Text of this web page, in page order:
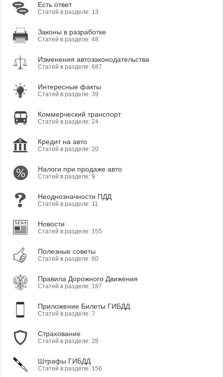
Есть ответ
Статей в разделе: 13
Законы в разработке
Статей в разделе: 48
Изменения автозаконодательства
Статей в разделе: 687
Интересные факты
Статей в разделе: 39
Коммерческий транспорт
Статей в разделе: 24
Кредит на авто
Статей в разделе: 20
Налоги при продаже авто
Статей в разделе: 9
Неоднозначности ПДД
Статей в разделе: 11
Новости
Статей в разделе: 155
Полезные советы
Статей в разделе: 80
Правила Дорожного Движения
Статей в разделе: 187
Приложение Билеты ГИБДД
Статей в разделе: 7
Страхование
Статей в разделе: 28
Штрафы ГИБДД
Статей в разделе: 156